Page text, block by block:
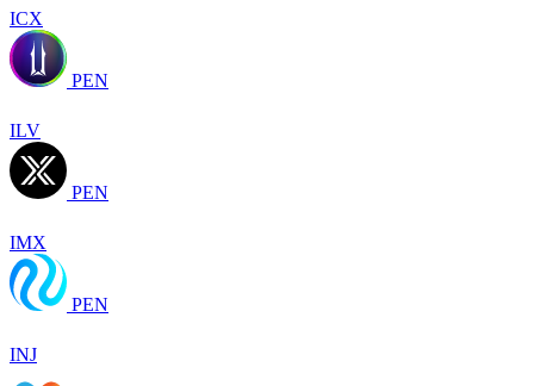
ICX
PEN
ILV
PEN
IMX
PEN
INJ